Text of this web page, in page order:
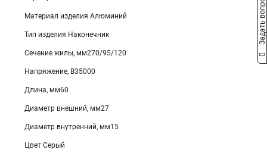
Материал изделия Алюминий
Тип изделия Наконечник
Сечение жилы, мм270/95/120
Напряжение, В35000
Длина, мм60
Диаметр внешний, мм27
Диаметр внутренний, мм15
Цвет Серый
Задать вопрос